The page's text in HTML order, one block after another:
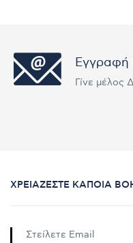
Εγγραφή
Γίνε μέλος
ΧΡΕΙΆΖΕΣΤΕ ΚΆΠΟΙΑ
Στείλετε Email